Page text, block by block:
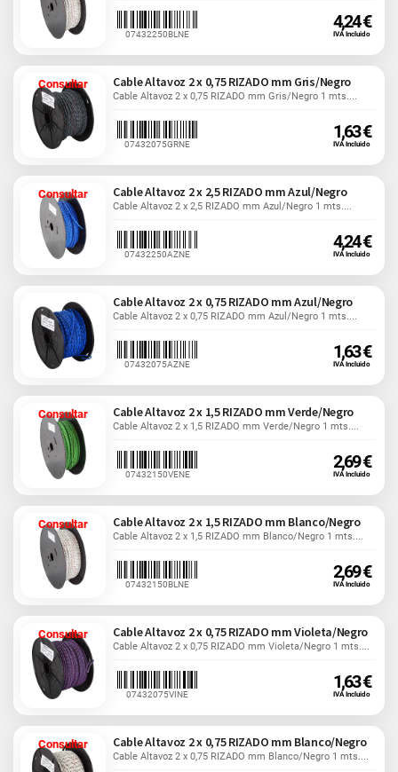
07432250BLNE
4,24 €
IVA Incluido
Consultar Cable Altavoz 2 x 0,75 RIZADO mm Gris/Negro
Cable Altavoz 2 x 0,75 RIZADO mm Gris/Negro 1 mts....
07432075GRNE
1,63 €
IVA Incluido
Consultar Cable Altavoz 2 x 2,5 RIZADO mm Azul/Negro
Cable Altavoz 2 x 2,5 RIZADO mm Azul/Negro 1 mts....
07432250AZNE
4,24 €
IVA Incluido
Cable Altavoz 2 x 0,75 RIZADO mm Azul/Negro
Cable Altavoz 2 x 0,75 RIZADO mm Azul/Negro 1 mts....
07432075AZNE
1,63 €
IVA Incluido
Consultar Cable Altavoz 2 x 1,5 RIZADO mm Verde/Negro
Cable Altavoz 2 x 1,5 RIZADO mm Verde/Negro 1 mts....
07432150VENE
2,69 €
IVA Incluido
Consultar Cable Altavoz 2 x 1,5 RIZADO mm Blanco/Negro
Cable Altavoz 2 x 1,5 RIZADO mm Blanco/Negro 1 mts....
07432150BLNE
2,69 €
IVA Incluido
Consultar Cable Altavoz 2 x 0,75 RIZADO mm Violeta/Negro
Cable Altavoz 2 x 0,75 RIZADO mm Violeta/Negro 1 mts....
07432075VINE
1,63 €
IVA Incluido
Consultar Cable Altavoz 2 x 0,75 RIZADO mm Blanco/Negro
Cable Altavoz 2 x 0,75 RIZADO mm Blanco/Negro 1 mts....